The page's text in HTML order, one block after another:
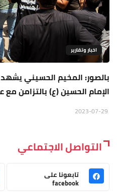
اخبار وتقارير
بالصور: المخيم الحسيني
الإمام الحسين (ع) بالتزامن
التواصل الاجتماعي
تابعونا على
facebook